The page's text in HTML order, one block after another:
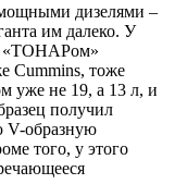
дизелями –
им далеко. У
«ТОНАРом»
Cummins, тоже
уже не 19, а 13 л, и
получил
V-образную
того, у этого